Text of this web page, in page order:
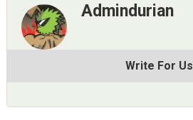
Admindurian
Write For Us